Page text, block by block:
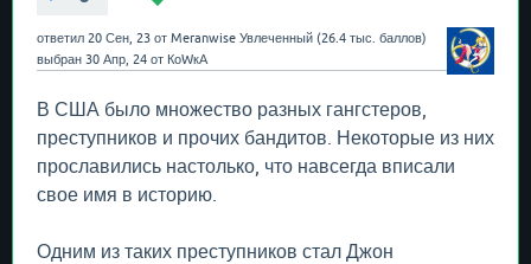
ответил 20 Сен, 23 от Meranwise Увлеченный (26.4 тыс. баллов)
выбран 30 Апр, 24 от КоWкА
В США было множество разных гангстеров,
преступников и прочих бандитов. Некоторые из них
прославились настолько, что навсегда вписали
свое имя в историю.
Одним из таких преступников стал Джон